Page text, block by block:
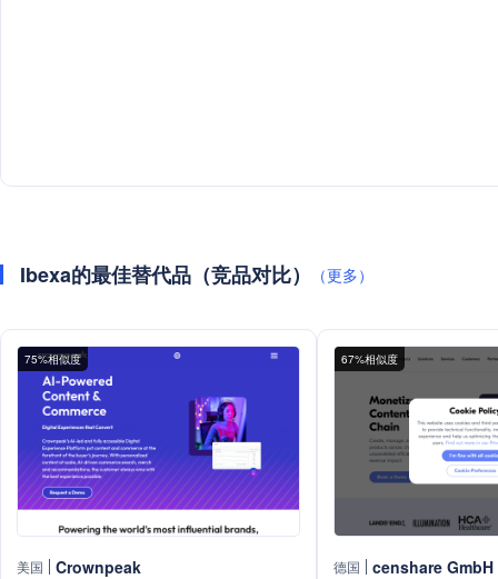
Ibexa的最佳替代品（竞品对比） （更多）
75%相似度
美国 Crownpeak
67%相似度
德国 censhare GmbH